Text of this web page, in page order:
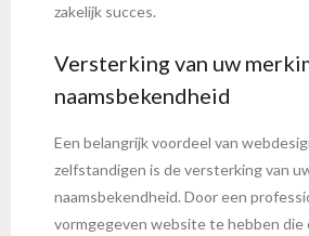
zakelijk succes.
Versterking van uw
naamsbekendheid
Een belangrijk voordeel van
zelfstandigen is de versterking van
naamsbekendheid. Door een
vormgegeven website te hebben